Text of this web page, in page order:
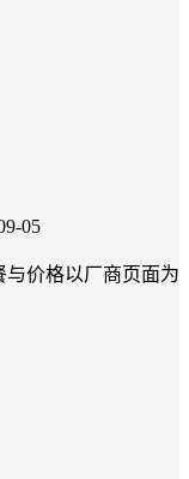
05
价格以厂商页面为